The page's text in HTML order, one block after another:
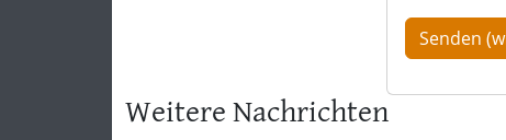
Weitere Nachrichten